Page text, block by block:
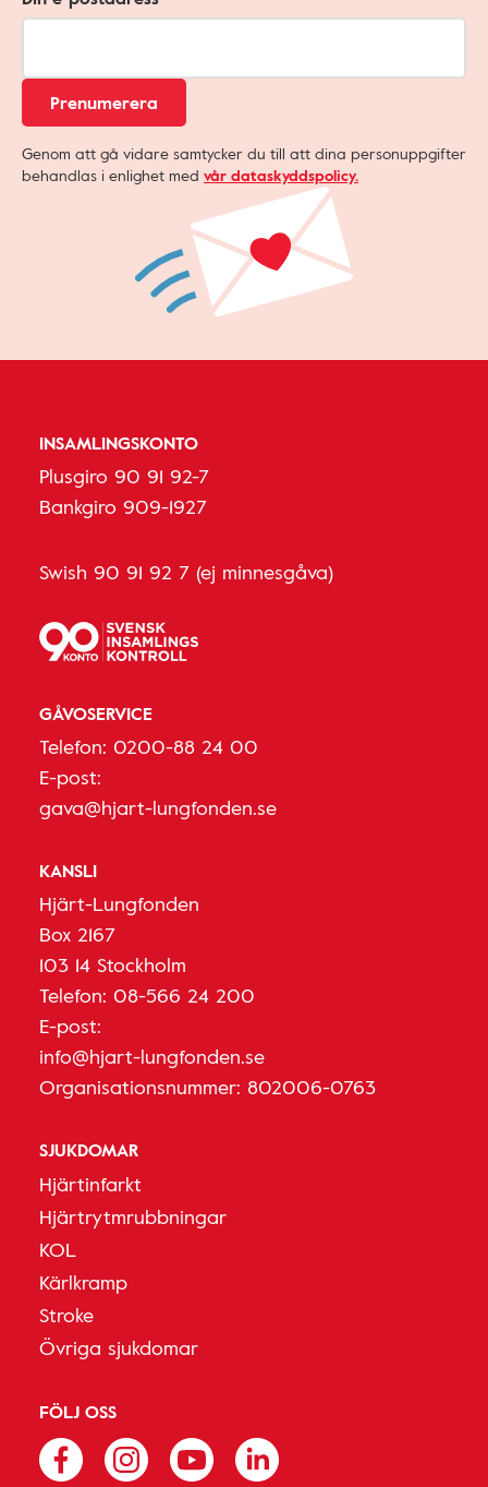
Prenumerera
Genom att gå vidare samtycker du till att dina personuppgifter
behandlas i enlighet med vår dataskyddspolicy.
INSAMLINGSKONTO
Plusgiro 90 91 92-7
Bankgiro 909-1927
Swish 90 91 92 7 (ej minnesgåva)
GÅVOSERVICE
Telefon: 0200-88 24 00
E-post:
gava@hjart-lungfonden.se
KANSLI
Hjärt-Lungfonden
Box 2167
103 14 Stockholm
Telefon: 08-566 24 200
E-post:
info@hjart-lungfonden.se
Organisationsnummer: 802006-0763
SJUKDOMAR
Hjärtinfarkt
Hjärtrytmrubbningar
KOL
Kärlkramp
Stroke
Övriga sjukdomar
FÖLJ OSS